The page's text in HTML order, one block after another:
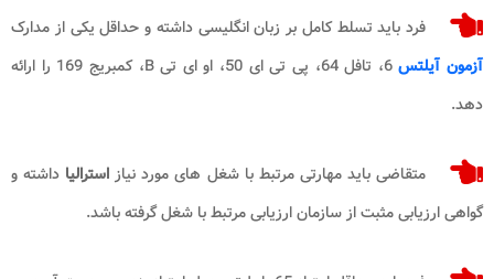
فرد باید تسلط کامل بر زبان انگلیسی داشته و حداقل یکی از مدارک
آزمون آیلتس
6، تافل 64، پی تی ای 50، او ای تی B، کمبریج 169 را ارائه
دهد.
متقاضی باید مهارتی مرتبط با شغل های مورد نیازاسترالیاداشته و
گواهی ارزیابی مثبت از سازمان ارزیابی مرتبط با شغل گرفته باشد.